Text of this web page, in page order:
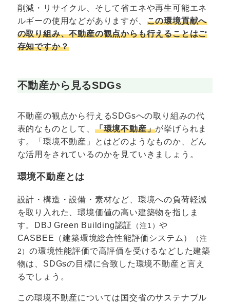
削減・リサイクル、そして省エネや再生可能エネ
ルギーの使用などがありますが、 この環境貢献へ
の取り組み、不動産の観点からも行えることはご
存知ですか？
不動産から見るSDGs
不動産の観点から行えるSDGsへの取り組みの代
表的なものとして、 「環境不動産」が挙げられま
す。「環境不動産」とはどのようなものか、どん
な活用をされているのかを見ていきましょう。
環境不動産とは
設計・構造・設備・素材など、環境への負荷軽減
を取り入れた、環境価値の高い建築物を指しま
す。DBJ Green Building認証
（注1）や
CASBEE（建築環境総合性能評価システム）
（注
2）の環境性能評価で高評価を受けるなどした建築
物は、SDGsの目標に合致した環境不動産と言え
るでしょう。
この環境不動産については国交省のサステナブル